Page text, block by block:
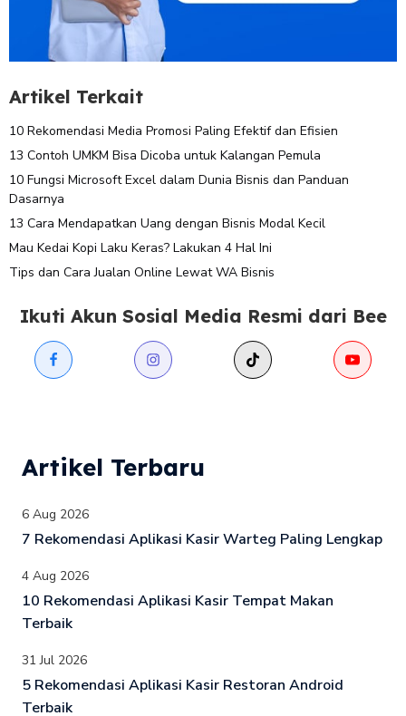
Artikel Terkait
10 Rekomendasi Media Promosi Paling Efektif dan Efisien
13 Contoh UMKM Bisa Dicoba untuk Kalangan Pemula
10 Fungsi Microsoft Excel dalam Dunia Bisnis dan Panduan
Dasarnya
13 Cara Mendapatkan Uang dengan Bisnis Modal Kecil
Mau Kedai Kopi Laku Keras? Lakukan 4 Hal Ini
Tips dan Cara Jualan Online Lewat WA Bisnis
Ikuti Akun Sosial Media Resmi dari Bee
Artikel Terbaru
6 Aug 2026
7 Rekomendasi Aplikasi Kasir Warteg Paling Lengkap
4 Aug 2026
10 Rekomendasi Aplikasi Kasir Tempat Makan
Terbaik
31 Jul 2026
5 Rekomendasi Aplikasi Kasir Restoran Android
Terbaik